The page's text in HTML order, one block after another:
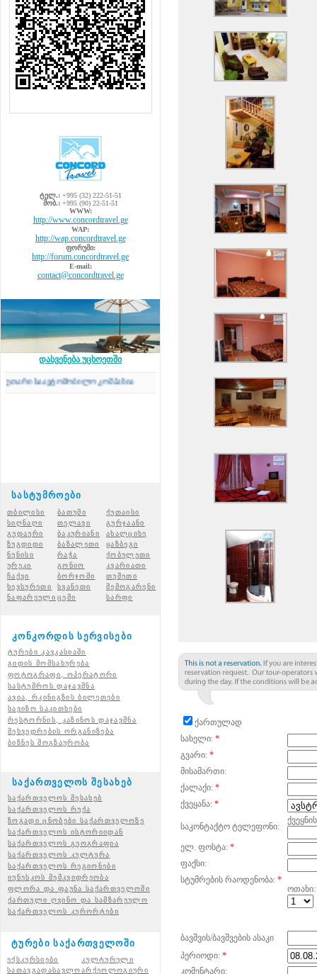
ტელ.:+995 (32) 222-51-51
მობ.:+995 (90) 22-51-51
WWW:
http://www.concordtravel.ge
WAP:
http://wap.concordtravel.ge
ფორუმი:
http://forum.concordtravel.ge
E-mail:
contact@concordtravel.ge
დასვენება უცხოეთში
საავტომობილო კომპანია
სასტუმროები
თბილისი ბათუმი
ქუთაისი
სიღნაღი
თელავი
გურჯაანი
გუდაური
ბაკურიანი ახალციხე
ზუგდიდი
ბაზალეთი
ყაზბეგი
ნუნისი
რაჭა
ქობულეთი
ურეკი
გონიო
კვარიათი
ჩაქვი
ბორჯომი
თუშეთი
ხევსურეთი
სვანეთი
შემოგარენი
ნაფარეული ცემი სარფი
კონკორდის სერვისები
ტურები კავკასიაში
გიდის მომსახურება
ფოტოგრაფი, ოპერატორი
სასტუმროს დაჯავშნა
ავია, რკინიგზის ბილეთები
სავიზო საკითხები
რესტორნის, კაზინოს დაჯავშნა
შეხვედრების ორგანიზება
ბიზნეს მოგზაურობა
საქართველოს შესახებ
საქართველოს შესახებ
საქართველოს რუქა
ზოგადი ცნობები საქართველოზე
საქართველოს ისტორიიდან
საქართველოს გეოგრაფია
საქართველოს კულტურა
საქართველოს რეგიონები
იუნესკოს მემკვიდრეობა
ფლორა და ფაუნა საქართველოში
ქართული ღვინო და სამზარეულო
საქართველოს კურორტები
ტურები საქართველოში
ექსკურსიები
კულტურული
სათავგადასავლოარქეოლოგიური
ქართულად
სახელი: *
გვარი: *
მისამართი:
ქალაქი: *
ქვეყანა: *
საკონტაქტო ტელეფონი:
ელ. ფოსტა: *
ფაქსი:
სტუმრების რაოდენობა: *
ოთახი:
ბავშვის/ბავშვების ასაკი
პერიოდი: *
კომენტარი: